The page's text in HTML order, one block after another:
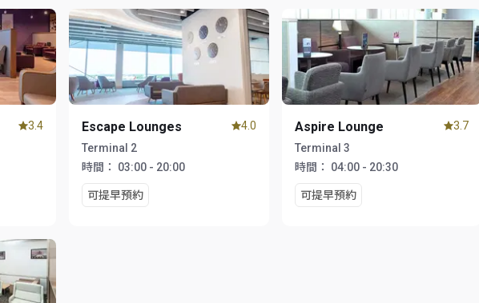
3.4 Escape Lounges
Terminal 2
時間：
03:00 - 20:00
可提早預約
4.0 Aspire Lounge
Terminal 3
時間：
04:00 - 20:30
可提早預約
3.7